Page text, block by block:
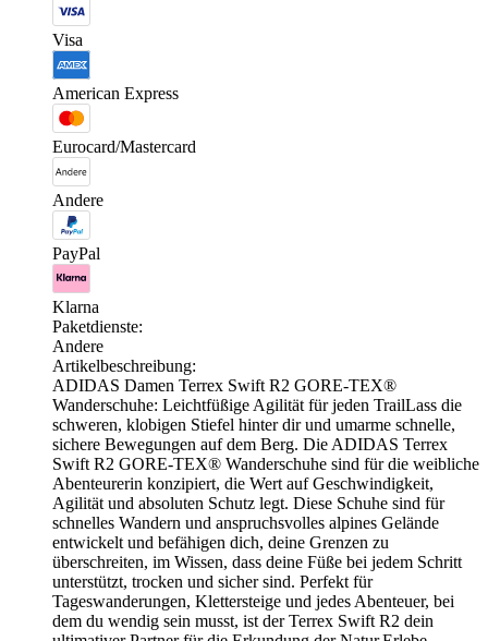
Visa
American Express
Eurocard/Mastercard
Andere
PayPal
Klarna
Paketdienste:
Andere
Artikelbeschreibung:
ADIDAS Damen Terrex Swift R2 GORE-TEX®
Wanderschuhe: Leichtfüßige Agilität für jeden TrailLass die
schweren, klobigen Stiefel hinter dir und umarme schnelle,
sichere Bewegungen auf dem Berg. Die ADIDAS Terrex
Swift R2 GORE-TEX® Wanderschuhe sind für die weibliche
Abenteurerin konzipiert, die Wert auf Geschwindigkeit,
Agilität und absoluten Schutz legt. Diese Schuhe sind für
schnelles Wandern und anspruchsvolles alpines Gelände
entwickelt und befähigen dich, deine Grenzen zu
überschreiten, im Wissen, dass deine Füße bei jedem Schritt
unterstützt, trocken und sicher sind. Perfekt für
Tageswanderungen, Klettersteige und jedes Abenteuer, bei
dem du wendig sein musst, ist der Terrex Swift R2 dein